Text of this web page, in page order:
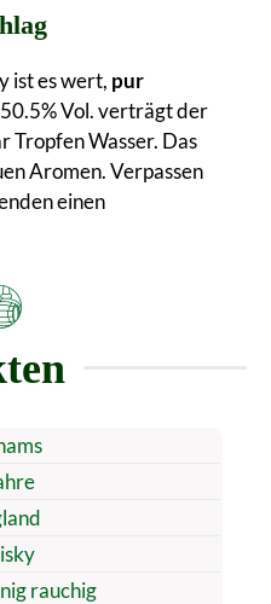
ist es wert, pur
Vol. verträgt der
Tropfen Wasser. Das
Aromen. Verpassen
einen
rauchig